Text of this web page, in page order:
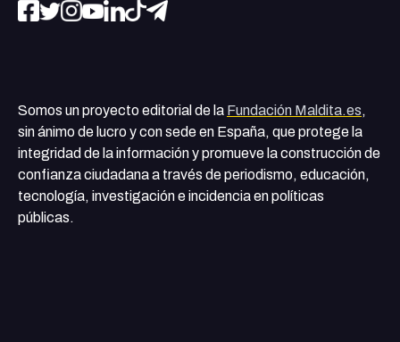
Somos un proyecto editorial de la Fundación Maldita.es,
sin ánimo de lucro y con sede en España, que protege la
integridad de la información y promueve la construcción de
confianza ciudadana a través de periodismo, educación,
tecnología, investigación e incidencia en políticas
públicas.